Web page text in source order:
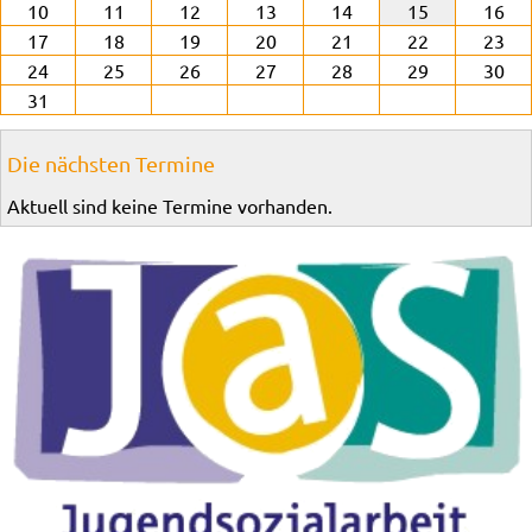
10
11 12 13 14 15
16
17
18 19 20 21 22
23
24
25 26 27 28 29
30
31
Die nächsten Termine
Aktuell sind keine Termine vorhanden.